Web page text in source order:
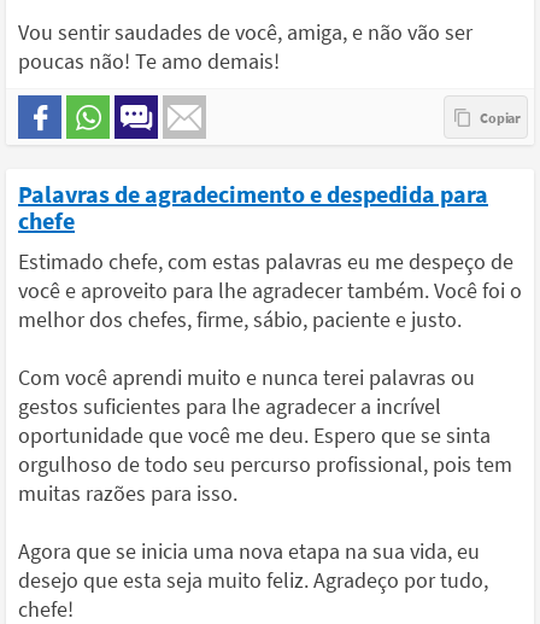
Vou sentir saudades de você, amiga, e não vão ser
poucas não! Te amo demais!
Palavras de agradecimento e despedida para
chefe
Estimado chefe, com estas palavras eu me despeço de
você e aproveito para lhe agradecer também. Você foi o
melhor dos chefes, firme, sábio, paciente e justo.
Com você aprendi muito e nunca terei palavras ou
gestos suficientes para lhe agradecer a incrível
oportunidade que você me deu. Espero que se sinta
orgulhoso de todo seu percurso profissional, pois tem
muitas razões para isso.
Agora que se inicia uma nova etapa na sua vida, eu
desejo que esta seja muito feliz. Agradeço por tudo,
chefe!